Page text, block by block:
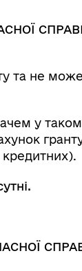
та не
у
кредитних).